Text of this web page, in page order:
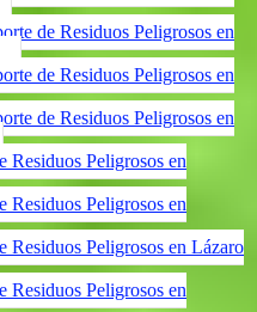
de Residuos Peligrosos en
de Residuos Peligrosos en
de Residuos Peligrosos en
Residuos Peligrosos en
Residuos Peligrosos en
Residuos Peligrosos en Lázaro
Residuos Peligrosos en